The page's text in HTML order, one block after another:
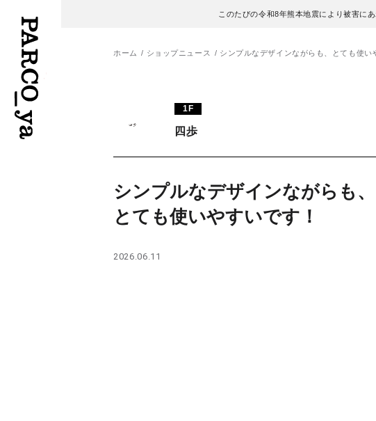
このたびの令和8年熊本地震により被害に
施設案内・アクセス
ホーム ショップニュース シンプルなデザインながらも、とても使い
1F
四歩
シンプルなデザインながらも、
とても使いやすいです！
2026.06.11